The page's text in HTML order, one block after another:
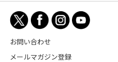
お問い合わせ
メールマガジン登録